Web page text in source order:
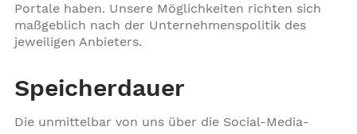
Portale haben. Unsere Möglichkeiten richten sich
maßgeblich nach der Unternehmenspolitik des
jeweiligen Anbieters.
Speicherdauer
Die unmittelbar von uns über die Social-Media-